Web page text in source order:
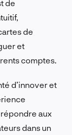
de
de
et
comptes.
d’innover et
aux
dans un